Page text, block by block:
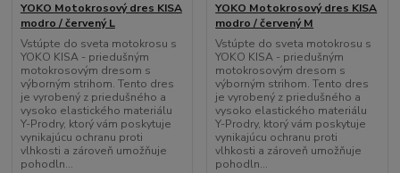
YOKO Motokrosový dres KISA
modro / červený L
Vstúpte do sveta motokrosu s
YOKO KISA - priedušným
motokrosovým dresom s
výborným strihom. Tento dres
je vyrobený z priedušného a
vysoko elastického materiálu
Y-Prodry, ktorý vám poskytuje
vynikajúcu ochranu proti
vlhkosti a zároveň umožňuje
pohodln...
YOKO Motokrosový dres KISA
modro / červený M
Vstúpte do sveta motokrosu s
YOKO KISA - priedušným
motokrosovým dresom s
výborným strihom. Tento dres
je vyrobený z priedušného a
vysoko elastického materiálu
Y-Prodry, ktorý vám poskytuje
vynikajúcu ochranu proti
vlhkosti a zároveň umožňuje
pohodln...